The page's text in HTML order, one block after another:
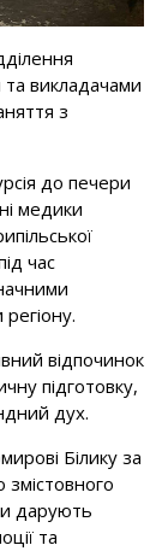
та викладачами
з
до печери
медики
час
відпочинок
підготовку,
дух.
Білику за
змістовного
дарують
та